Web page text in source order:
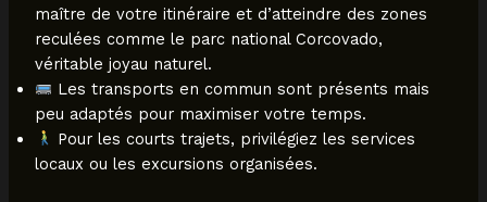
maître de votre itinéraire et d’atteindre des zones
reculées comme le parc national Corcovado,
véritable joyau naturel.
Les transports en commun sont présents mais
peu adaptés pour maximiser votre temps.
Pour les courts trajets, privilégiez les services
locaux ou les excursions organisées.